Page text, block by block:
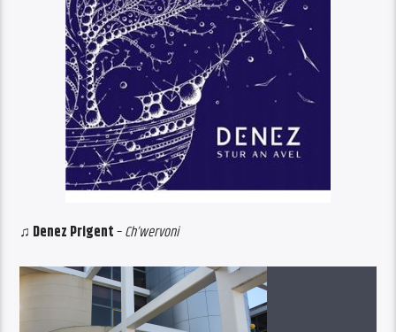
♫ Denez Prigent–Ch’wervoni